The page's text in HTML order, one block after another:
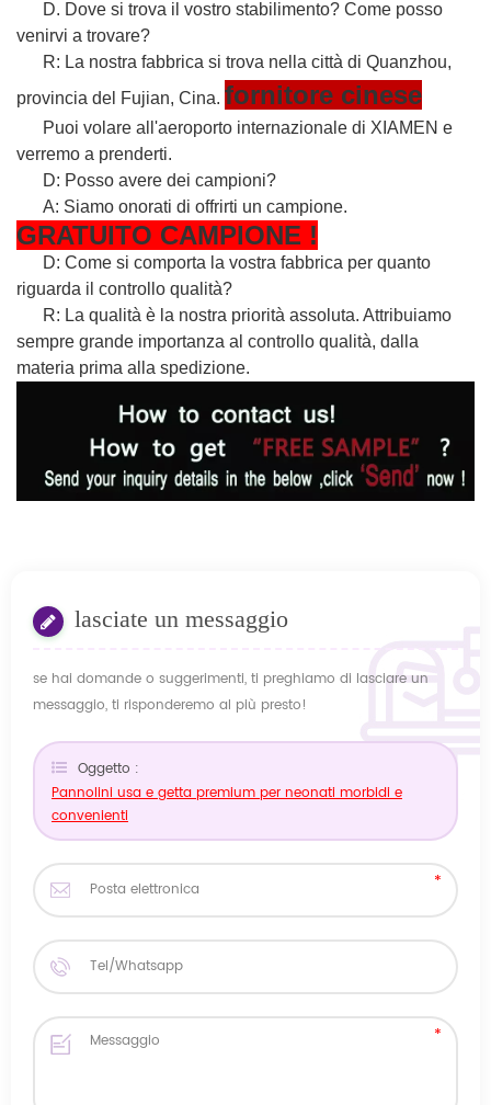
D. Dove si trova il vostro stabilimento? Come posso
venirvi a trovare?
R: La nostra fabbrica si trova nella città di Quanzhou,
provincia del Fujian, Cina. fornitore cinese
Puoi volare all'aeroporto internazionale di XIAMEN e
verremo a prenderti.
D: Posso avere dei campioni?
A: Siamo onorati di offrirti un campione.
GRATUITO CAMPIONE !
D: Come si comporta la vostra fabbrica per quanto
riguarda il controllo qualità?
R: La qualità è la nostra priorità assoluta. Attribuiamo
sempre grande importanza al controllo qualità, dalla
materia prima alla spedizione.
lasciate un messaggio
se hai domande o suggerimenti, ti preghiamo di lasciare un
messaggio, ti risponderemo al più presto!
Oggetto :
Pannolini usa e getta premium per neonati morbidi e
convenienti